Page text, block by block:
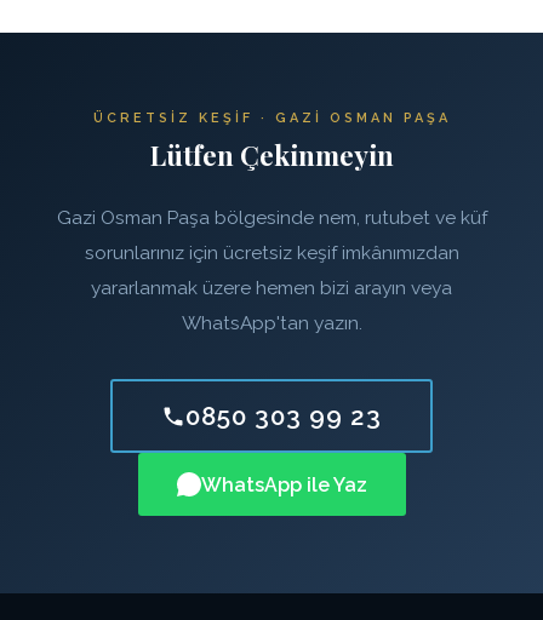
ÜCRETSIZ KEŞIF · GAZI OSMAN PAŞA
Lütfen Çekinmeyin
Gazi Osman Paşa bölgesinde nem, rutubet ve küf
sorunlarınız için ücretsiz keşif imkânımızdan
yararlanmak üzere hemen bizi arayın veya
WhatsApp'tan yazın.
0850 303 99 23
WhatsApp ile Yaz